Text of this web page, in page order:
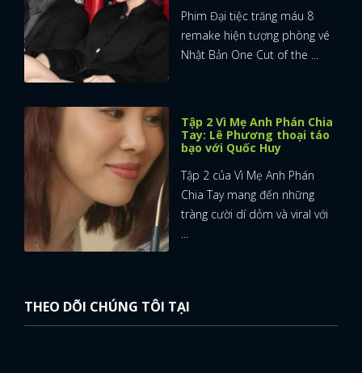
Phim Đại tiệc trăng máu 8
remake hiện tượng phòng vé
Nhật Bản One Cut of the ...
Tập 2 Vì Mẹ Anh Phán Chia
Tay: Lê Phương thoại táo
bạo với Quốc Huy
Tập 2 của Vì Mẹ Anh Phán
Chia Tay mang đến những
tràng cười dí dỏm và viral với
THEO DÕI CHÚNG TÔI TẠI